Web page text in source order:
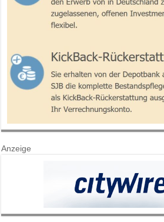
Anzeige